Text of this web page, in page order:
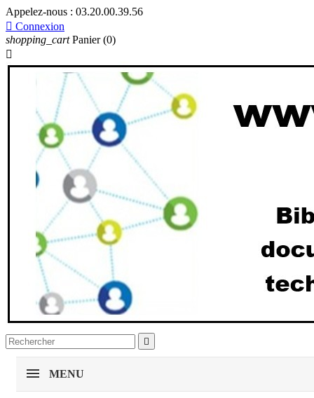
Appelez-nous : 03.20.00.39.56
 Connexion
shopping_cart Panier (0)


MENU